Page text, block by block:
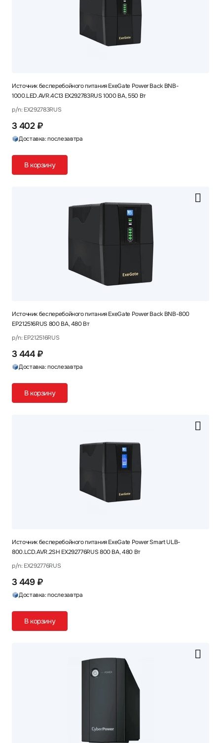
Источник бесперебойного питания ExeGate Power Back BNB-
1000.LED.AVR.4C13 EX292783RUS 1000 ВА, 550 Вт
p/n: EX292783RUS
3 402 ₽
Доставка: послезавтра
В корзину
Источник бесперебойного питания ExeGate Power Back BNB-800
EP212516RUS 800 ВА, 480 Вт
p/n: EP212516RUS
3 444 ₽
Доставка: послезавтра
В корзину
Источник бесперебойного питания ExeGate Power Smart ULB-
800.LCD.AVR.2SH EX292776RUS 800 ВА, 480 Вт
p/n: EX292776RUS
3 449 ₽
Доставка: послезавтра
В корзину